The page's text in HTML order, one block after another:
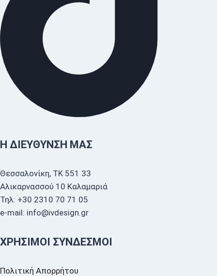
Η ΔΙΕΎΘΥΝΣΗ ΜΑΣ
Θεσσαλονίκη, ΤΚ 551 33
Αλικαρνασσού 10 Καλαμαριά
Τηλ: +30 2310 70 71 05
e-mail: info@ivdesign.gr
ΧΡΉΣΙΜΟΙ ΣΎΝΔΕΣΜΟΙ
Πολιτική Απορρήτου